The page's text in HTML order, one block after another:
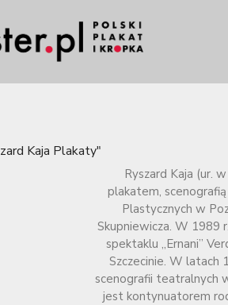
Ryszard Kaja (ur.
plakatem,
Plastycznych w
Skupniewicza. W 1989
spektaklu „Ernani”
Szczecinie. W latach
scenografii teatralnych
jest kontynuatorem